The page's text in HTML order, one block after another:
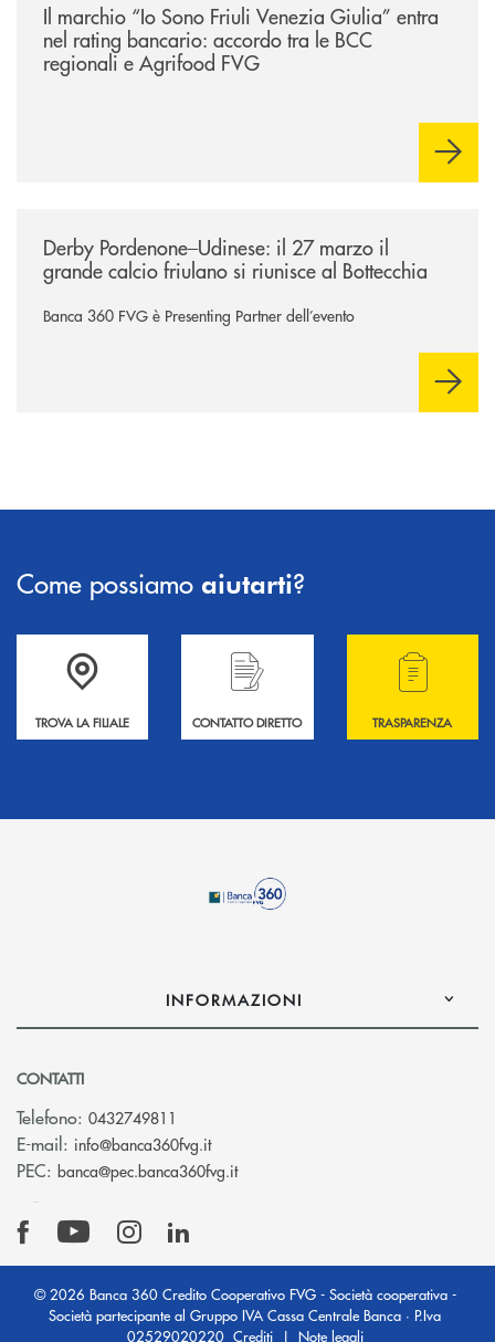
Il marchio “Io Sono Friuli Venezia Giulia” entra
nel rating bancario: accordo tra le BCC
regionali e Agrifood FVG
Derby Pordenone–Udinese: il 27 marzo il
grande calcio friulano si riunisce al Bottecchia
Banca 360 FVG è Presenting Partner dell’evento
Come possiamo aiutarti?
Accedi all' elenco completo delle filiali .
TROVA LA FILIALE
Hai bisogno di informazioni? Contattaci !
CONTATTO DIRETTO
Hai bisogno di
TRASPARENZA
INFORMAZIONI
CONTATTI
Telefono: 0432749811
E-mail: info@banca360fvg.it(si apre l’app di posta elettronica)
PEC: banca@pec.banca360fvg.it(si apre l’app di posta elettronica)
© 2026 Banca 360 Credito Cooperativo FVG - Società cooperativa -
Società partecipante al Gruppo IVA Cassa Centrale Banca · P.Iva
02529020220 Crediti| Note legali